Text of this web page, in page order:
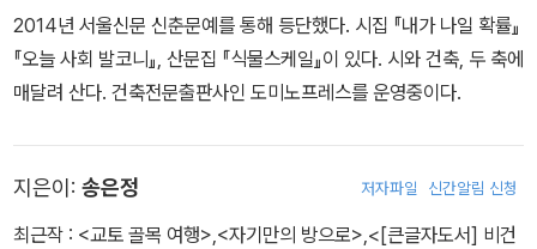
2014년 서울신문 신춘문예를 통해 등단했다. 시집 『내가 나일 확률』
『오늘 사회 발코니』, 산문집 『식물스케일』이 있다. 시와 건축, 두 축에
매달려 산다. 건축전문출판사인 도미노프레스를 운영중이다.
지은이: 송은정 저자파일 신간알림 신청
최근작 : <교토 골목 여행>,<자기만의 방으로>,<[큰글자도서] 비건